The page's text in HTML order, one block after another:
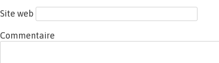
Site web
Commentaire